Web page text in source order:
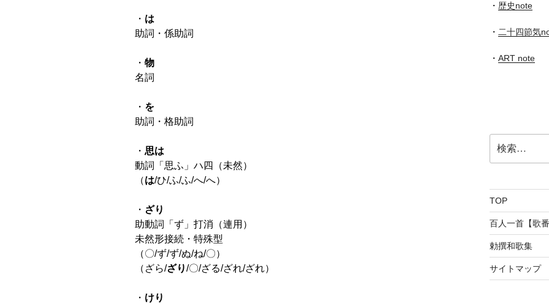
・ は
助詞・係助詞
・ 物
名詞
・ を
助詞・格助詞
・ 思は
動詞「思ふ」ハ四（未然）
（は/ひ/ふ/ふ/へ/へ）
・ ざり
助動詞「ず」打消（連用）
未然形接続・特殊型
（〇/ず/ず/ぬ/ね/〇）
（ざら/ざり/〇/ざる/ざれ/ざれ）
・ けり
・ 歴史note
・ 二十四節気
・ ART note
索:
TOP
百人一首【歌
勅撰和歌集
サイトマップ